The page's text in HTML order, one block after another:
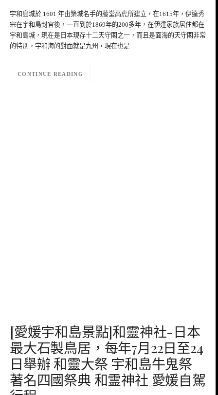
宇和島城於 1601 年由築城名手的藤堂高虎所建立，在1615年，伊達秀
宗在宇和島封官後，一直到於1869年的200多年，在伊達家族居住都在
宇和島城，現在是日本現存十二天守閣之一，而且是面海的天守閣非常
的特別，宇和海的對面就是九州，現在也是…
CONTINUE READING
[愛媛宇和島景點]和靈神社-日本
最大石製鳥居，每年7月22日至24
日舉辦 和靈大祭 宇和島牛鬼祭
著名四國祭典 和霊神社 愛媛自駕